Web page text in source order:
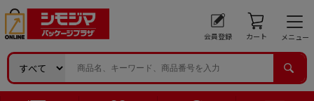
会員登録 カート メニュー